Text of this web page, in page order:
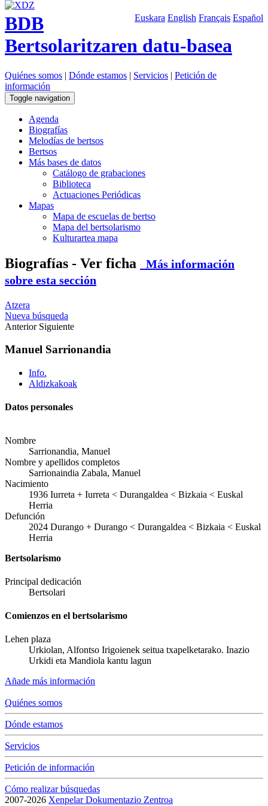
Euskara English Français Español
BDB
Bertsolaritzaren datu-basea
Quiénes somos | Dónde estamos | Servicios | Petición de
información
Toggle navigation
Agenda
Biografías
Melodías de bertsos
Bertsos
Más bases de datos
Catálogo de grabaciones
Biblioteca
Actuaciones Periódicas
Mapas
Mapa de escuelas de bertso
Mapa del bertsolarismo
Kulturartea mapa
Biografías - Ver ficha
Más información
sobre esta sección
Atzera
Nueva búsqueda
Anterior Siguiente
Manuel Sarrionandia
Info.
Aldizkakoak
Datos personales
Nombre
Sarrionandia, Manuel
Nombre y apellidos completos
Sarrionaindia Zabala, Manuel
Nacimiento
1936 Iurreta + Iurreta < Durangaldea < Bizkaia < Euskal
Herria
Defunción
2024 Durango + Durango < Durangaldea < Bizkaia < Euskal
Herria
Bertsolarismo
Principal dedicación
Bertsolari
Comienzos en el bertsolarismo
Lehen plaza
Urkiolan, Alfontso Irigoienek seitua txapelketarako. Inazio
Urkidi eta Mandiola kantu lagun
Añade más información
Quiénes somos
Dónde estamos
Servicios
Petición de información
Cómo realizar búsquedas
2007-2026 Xenpelar Dokumentazio Zentroa